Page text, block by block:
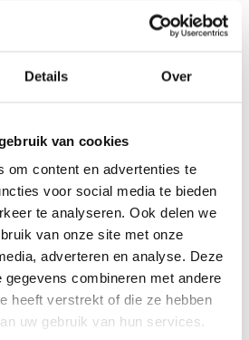
Details Over
van cookies
om content en advertenties te
voor social media te bieden
te analyseren. Ook delen we
van onze site met onze
adverteren en analyse. Deze
gegevens combineren met andere
heeft verstrekt of die ze hebben
uw gebruik van hun services.
Campingaz Geëmailleerd
gietijzeren bakplaat 2 serie
dubbelzijdig
€49,95
Op voorraad
Tweezijdig te gebruiken (2 serie)